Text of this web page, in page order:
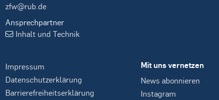
zfw@rub.de
Ansprechpartner
Inhalt und Technik
Impressum
Datenschutzerklärung
Barrierefreiheitserklärung
Mit uns vernetzen
News abonnieren
Instagram